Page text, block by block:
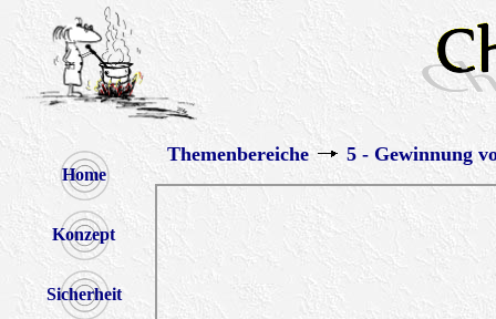
Home
Konzept
Sicherheit
Themenbereiche 5 - Gewinnung